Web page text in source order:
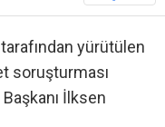
yürütülen
soruşturması
İlksen